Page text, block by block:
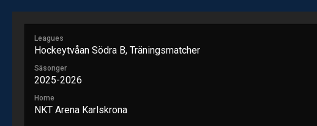
Leagues
Hockeytvåan Södra B, Träningsmatcher
Säsonger
2025-2026
Home
NKT Arena Karlskrona